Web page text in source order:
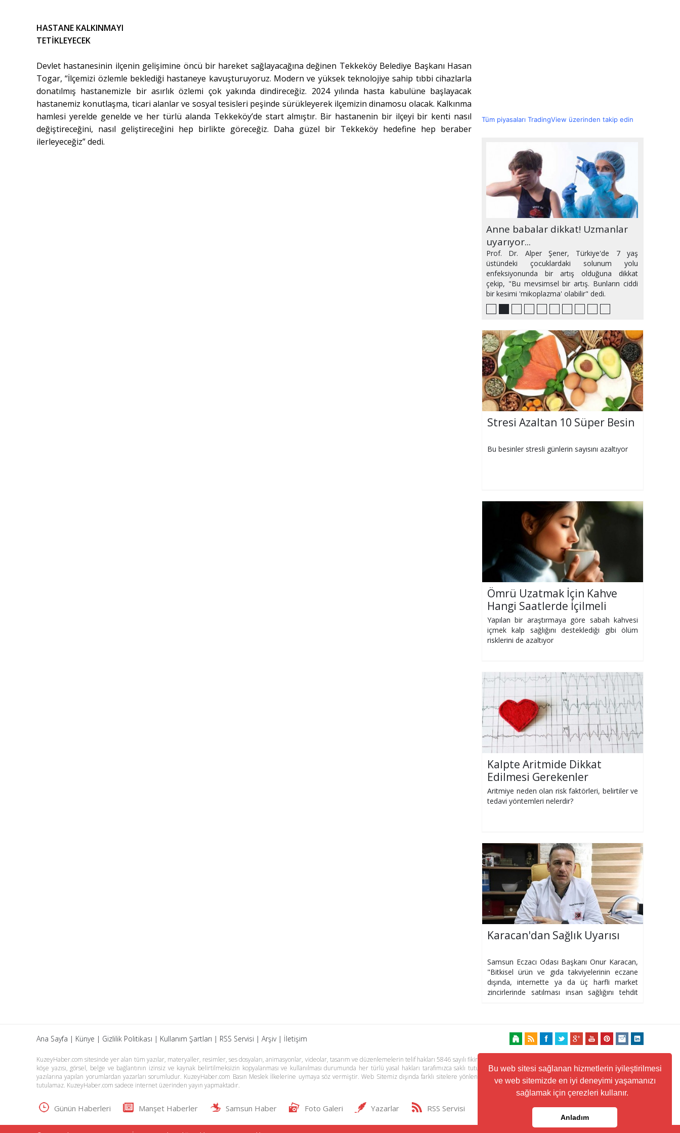
Bu web sitesi sağlanan hizmetlerin iyileştirilmesi
ve web sitemizde en iyi deneyimi yaşamanızı
sağlamak için çerezleri kullanır.
Anladım
HASTANE KALKINMAYI
TETİKLEYECEK
Devlet hastanesinin ilçenin gelişimine öncü bir hareket sağlayacağına değinen Tekkeköy Belediye Başkanı Hasan
Togar, “İlçemizi özlemle beklediği hastaneye kavuşturuyoruz. Modern ve yüksek teknolojiye sahip tıbbi cihazlarla
donatılmış hastanemizle bir asırlık özlemi çok yakında dindireceğiz. 2024 yılında hasta kabulüne başlayacak
hastanemiz konutlaşma, ticari alanlar ve sosyal tesisleri peşinde sürükleyerek ilçemizin dinamosu olacak. Kalkınma
hamlesi yerelde genelde ve her türlü alanda Tekkeköy’de start almıştır. Bir hastanenin bir ilçeyi bir kenti nasıl
değiştireceğini, nasıl geliştireceğini hep birlikte göreceğiz. Daha güzel bir Tekkeköy hedefine hep beraber
ilerleyeceğiz” dedi.
Tüm piyasaları TradingView üzerinden takip edin
Randevuya gitmeyene yasak
geliyor!
Anne babalar dikkat! Uzmanlar
uyarıyor...
Prof. Dr. Alper Şener, Türkiye'de 7 yaş
üstündeki çocuklardaki solunum yolu
enfeksiyonunda bir artış olduğuna dikkat
çekip, "Bu mevsimsel bir artış. Bunların ciddi
bir kesimi 'mikoplazma' olabilir" dedi.
Hipertansiyona neden olan 6
hatalı alışkanlık!
Gebeliğin ilk üç ayı nasıl
geçirilmeli?
Güneşin ciltte en sık yol açtığı 5
hastalık
Klima hastalığı mı yoksa covid-19
mu?
Türkiye'de maymun çiçeği
şüphesi
Sıvı kaybını 'meyve suyu' ile
önleyin
Ramazan'da kimler oruç
tutmamalı?
Güncelleme yapmayan sağlık
hizmeti alamayacak!
Stresi Azaltan 10 Süper Besin
Bu besinler stresli günlerin sayısını azaltıyor
Ömrü Uzatmak İçin Kahve
Hangi Saatlerde İçilmeli
Yapılan bir araştırmaya göre sabah kahvesi
içmek kalp sağlığını desteklediği gibi ölüm
risklerini de azaltıyor
Kalpte Aritmide Dikkat
Edilmesi Gerekenler
Aritmiye neden olan risk faktörleri, belirtiler ve
tedavi yöntemleri nelerdir?
Karacan'dan Sağlık Uyarısı
Samsun Eczacı Odası Başkanı Onur Karacan,
"Bitkisel ürün ve gıda takviyelerinin eczane
dışında, internette ya da üç harfli market
zincirlerinde satılması insan sağlığını tehdit
Ana Sayfa | Künye | Gizlilik Politikası | Kullanım Şartları | RSS Servisi | Arşiv| İletişim
KuzeyHaber.com sitesinde yer alan tüm yazılar, materyaller, resimler, ses dosyaları, animasyonlar, videolar, tasarım ve düzenlemelerin telif hakları 5846 sayılı fikir ve sanat eserleri kanunu ile korunmaktadır. Her türlü haber,
köşe yazısı, görsel, belge ve bağlantının izinsiz ve kaynak belirtilmeksizin kopyalanması ve kullanılması durumunda her türlü yasal hakları tarafımızca saklı tutulmaktadır. Yayınlanan köşe yazılarından, haberlere ve köşe
yazılarına yapılan yorumlardan yazarları sorumludur. KuzeyHaber.com Basın Meslek İlkelerine uymaya söz vermiştir. Web Sitemiz dışında farklı sitelere yönlendiren linklerin içeriklerinden www.kuzeyhaber.com sorumlu
tutulamaz. KuzeyHaber.com sadece internet üzerinden yayın yapmaktadır.
Günün Haberleri Manşet Haberler Samsun Haber Foto Galeri Yazarlar RSS Servisi Trafik ve Yol Durumu